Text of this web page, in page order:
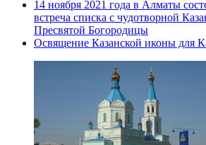
14 ноября 2021 года в Алматы
встреча списка с чудотворной
Пресвятой Богородицы
Освящение Казанской иконы для